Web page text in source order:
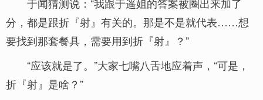
分，都是跟折『射』有关的。那是不是就代表……想
要找到那套餐具，需要用到折『射』？”
“应该就是了。”大家七嘴八舌地应着声，“可是，
折『射』是啥？”